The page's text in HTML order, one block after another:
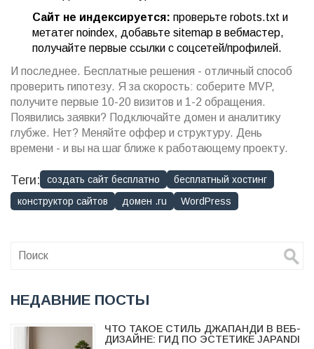
Сайт не индексируется: проверьте robots.txt и
метатег noindex, добавьте sitemap в вебмастер,
получайте первые ссылки с соцсетей/профилей.
И последнее. Бесплатные решения - отличный способ
проверить гипотезу. Я за скорость: соберите MVP,
получите первые 10-20 визитов и 1-2 обращения.
Появились заявки? Подключайте домен и аналитику
глубже. Нет? Меняйте оффер и структуру. День
времени - и вы на шаг ближе к работающему проекту.
Теги: создать сайт бесплатно
бесплатный хостинг
конструктор сайтов
домен .ru WordPress
НЕДАВНИЕ ПОСТЫ
ЧТО ТАКОЕ СТИЛЬ ДЖАПАНДИ В ВЕБ-
ДИЗАЙНЕ: ГИД ПО ЭСТЕТИКЕ JAPANDI